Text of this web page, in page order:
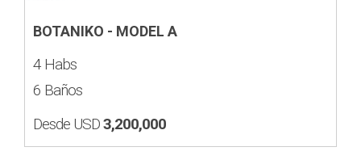
BOTANIKO - MODEL A
4 Habs
6 Baños
Desde USD3,200,000